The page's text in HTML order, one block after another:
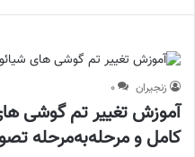
زنجیران ۰
آموزش تغییر تم گوشی
کامل و مرحله‌به‌مرحله